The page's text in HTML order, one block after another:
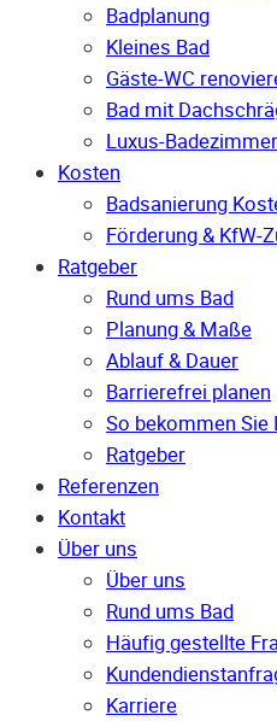
Badplanung
Kleines Bad
Gäste-WC
Bad mit
Luxus-Badezimmer
Kosten
Badsanierung
Förderung & KfW-
Ratgeber
Rund ums Bad
Planung & Maße
Ablauf & Dauer
Barrierefrei planen
So bekommen Sie
Ratgeber
Referenzen
Kontakt
Über uns
Über uns
Rund ums Bad
Häufig gestellte
Karriere